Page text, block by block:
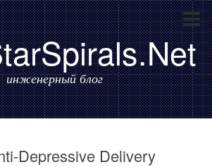
инженерный блог
Depressive Delivery